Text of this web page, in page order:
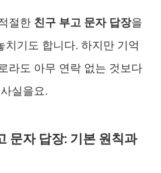
절한 친구 부고 문자 답장을
치기도 합니다. 하지만 기억
라도 아무 연락 없는 것보다
실을요.
문자 답장: 기본 원칙과